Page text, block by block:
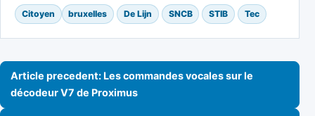
Citoyen bruxelles De Lijn SNCB STIB Tec
Navigation de l’article
Article precedent: Les commandes vocales sur le
décodeur V7 de Proximus